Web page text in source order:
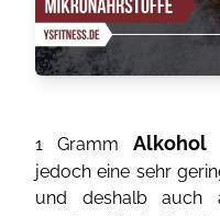
1 Gramm Alkohol
jedoch eine sehr
und deshalb auch